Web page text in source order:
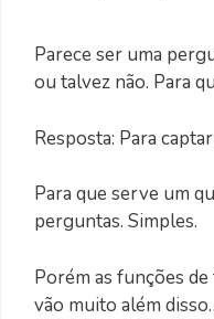
Parece ser uma
ou talvez não. Para
Resposta: Para
Para que serve um
perguntas. Simples.
Porém as funções
vão muito além